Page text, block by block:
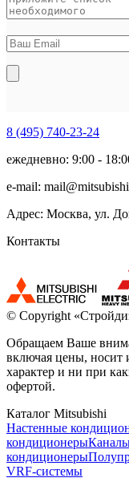
8 (495) 740-23-24
ежедневно: 9:00 -
e-mail:
Адрес: Москва, ул.
Контакты
© Copyright
Обращаем Ваше
включая цены, носит
характер и ни при
офертой.
Каталог Mitsubishi
Настенные
кондиционеры
кондиционеры
VRF-системы